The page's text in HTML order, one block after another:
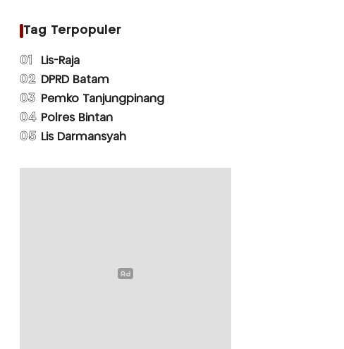
Tag Terpopuler
01 Lis-Raja
02 DPRD Batam
03 Pemko Tanjungpinang
04 Polres Bintan
05 Lis Darmansyah